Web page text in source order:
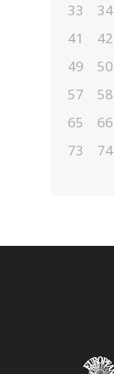
33
34
41
42
49
50
57
58
65
66
73
74